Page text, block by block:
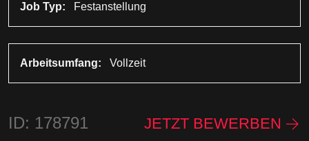
Job Typ: Festanstellung
Arbeitsumfang: Vollzeit
ID: 178791 JETZT BEWERBEN